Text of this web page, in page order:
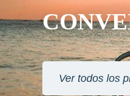
Ver todos los